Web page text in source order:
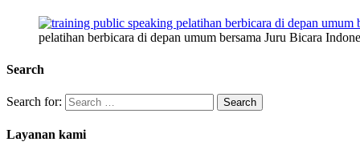
pelatihan berbicara di depan umum bersama Juru Bicara
Search
Search for:
Layanan kami